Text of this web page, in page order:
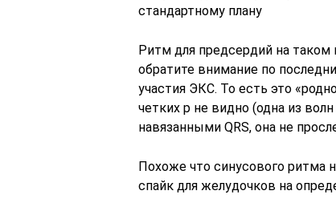
стандартному плану
Ритм для предсердий на
обратите внимание по
участия ЭКС. То есть это
четких р не видно (одна из
навязанными QRS, она не
Похоже что синусового ритма
спайк для желудочков на